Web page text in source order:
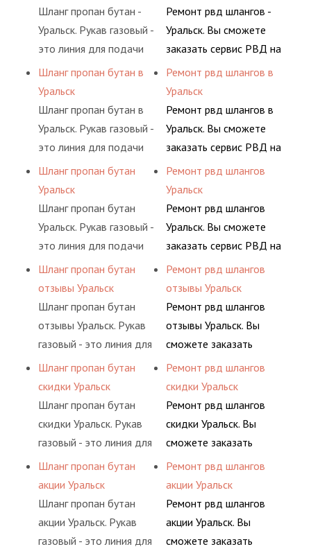
Шланг пропан бутан -
Уральск. Рукав газовый -
это линия для подачи
сжатого воздуха и
различных типов
сжиженного газа
(кислород, аргон, метан,
пропан, бутан,
определенными
элементами системы.
Шланг пропан бутан в
Уральск
Шланг пропан бутан в
Уральск. Рукав газовый -
это линия для подачи
сжатого воздуха и
различных типов
сжиженного газа
(кислород, аргон, метан,
пропан, бутан,
определенными
элементами системы.
Шланг пропан бутан
Уральск
Шланг пропан бутан
Уральск. Рукав газовый -
это линия для подачи
сжатого воздуха и
различных типов
сжиженного газа
(кислород, аргон, метан,
пропан, бутан,
определенными
элементами системы.
Шланг пропан бутан
отзывы Уральск
Шланг пропан бутан
отзывы Уральск. Рукав
газовый - это линия для
подачи сжатого
воздуха и различных
типов сжиженного газа
(кислород, аргон, метан,
пропан, бутан,
определенными
элементами системы.
Шланг пропан бутан
скидки Уральск
Шланг пропан бутан
скидки Уральск. Рукав
газовый - это линия для
подачи сжатого
воздуха и различных
типов сжиженного газа
(кислород, аргон, метан,
пропан, бутан,
Шланг пропан бутан
акции Уральск
Шланг пропан бутан
акции Уральск. Рукав
газовый - это линия для
Ремонт рвд шлангов -
Уральск. Вы сможете
заказать сервис РВД на
разовой основе либо на
условиях
долговременного
комплексного
обслуживания
предприятия.
Ремонт рвд шлангов в
Уральск
Ремонт рвд шлангов в
Уральск. Вы сможете
заказать сервис РВД на
разовой основе либо на
условиях
долговременного
комплексного
обслуживания
предприятия.
Ремонт рвд шлангов
Уральск
Ремонт рвд шлангов
Уральск. Вы сможете
заказать сервис РВД на
разовой основе либо на
условиях
долговременного
комплексного
обслуживания
предприятия.
Ремонт рвд шлангов
отзывы Уральск
Ремонт рвд шлангов
отзывы Уральск. Вы
сможете заказать
сервис РВД на разовой
основе либо на
условиях
долговременного
комплексного
гидросистем Вашего
предприятия.
Ремонт рвд шлангов
скидки Уральск
Ремонт рвд шлангов
скидки Уральск. Вы
сможете заказать
сервис РВД на разовой
основе либо на
условиях
долговременного
комплексного
Ремонт рвд шлангов
акции Уральск
Ремонт рвд шлангов
акции Уральск. Вы
сможете заказать